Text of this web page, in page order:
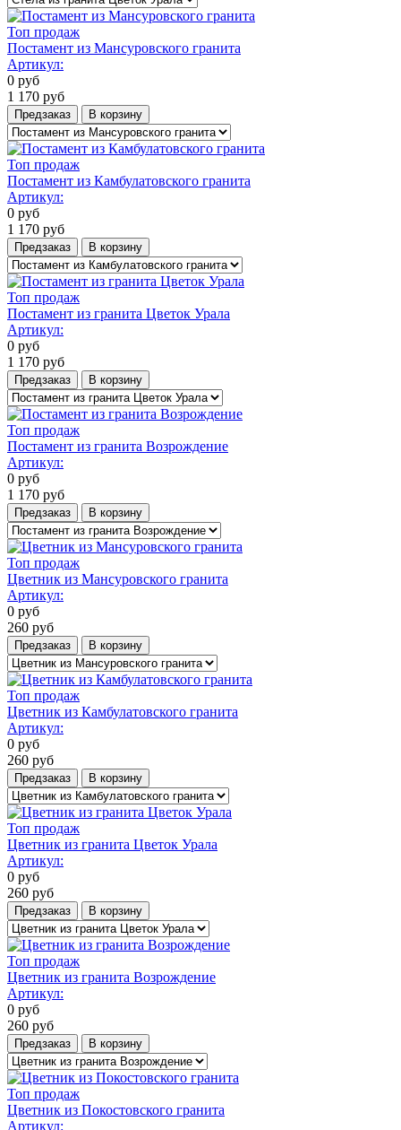
Топ продаж
Постамент из Мансуровского гранита
Артикул:
0 руб
1 170 руб
Предзаказ В корзину
Топ продаж
Постамент из Камбулатовского гранита
Артикул:
0 руб
1 170 руб
Предзаказ В корзину
Топ продаж
Постамент из гранита Цветок Урала
Артикул:
0 руб
1 170 руб
Предзаказ В корзину
Топ продаж
Постамент из гранита Возрождение
Артикул:
0 руб
1 170 руб
Предзаказ В корзину
Топ продаж
Цветник из Мансуровского гранита
Артикул:
0 руб
260 руб
Предзаказ В корзину
Топ продаж
Цветник из Камбулатовского гранита
Артикул:
0 руб
260 руб
Предзаказ В корзину
Топ продаж
Цветник из гранита Цветок Урала
Артикул:
0 руб
260 руб
Предзаказ В корзину
Топ продаж
Цветник из гранита Возрождение
Артикул:
0 руб
260 руб
Предзаказ В корзину
Топ продаж
Цветник из Покостовского гранита
Артикул: